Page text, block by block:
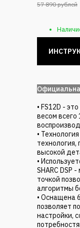
57 890 рублей
ㅤ
• FS12D -
весом всего
•
высокой
•
SHARC DSP
точкой
алгоритмы
• Оснащена
позволяет
настройки,